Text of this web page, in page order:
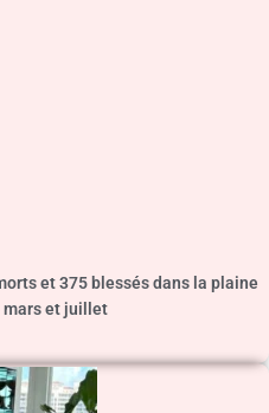
et 375 blessés dans la plaine
mars et juillet